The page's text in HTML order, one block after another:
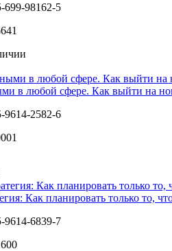
699-98162-5
в любой сфере. Как выйти на
9614-2582-6
Как планировать только то,
9614-6839-7